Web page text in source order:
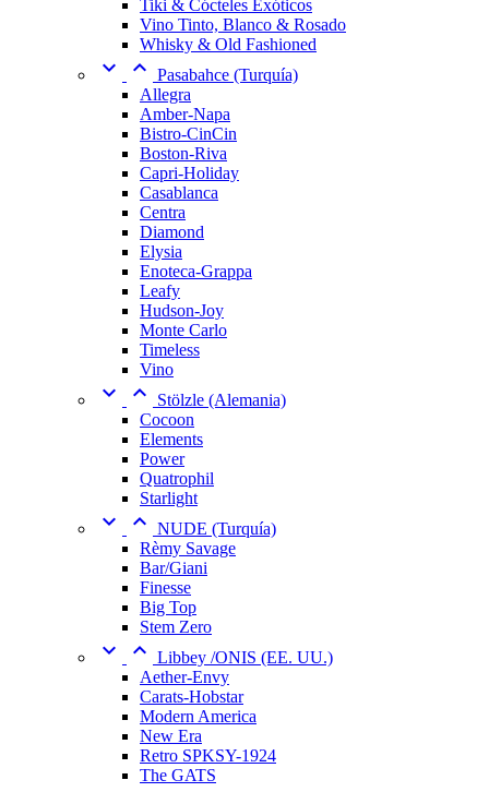
Tiki & Cócteles Exóticos
Vino Tinto, Blanco & Rosado
Whisky & Old Fashioned
  Pasabahce (Turquía)
Allegra
Amber-Napa
Bistro-CinCin
Boston-Riva
Capri-Holiday
Casablanca
Centra
Diamond
Elysia
Enoteca-Grappa
Leafy
Hudson-Joy
Monte Carlo
Timeless
Vino
 
Stölzle (Alemania)
Cocoon
Elements
Power
Quatrophil
Starlight
  NUDE (Turquía)
Rèmy Savage
Bar/Giani
Finesse
Big Top
Stem Zero
  Libbey /ONIS (EE. UU.)
Aether-Envy
Carats-Hobstar
Modern America
New Era
Retro SPKSY-1924
The GATS